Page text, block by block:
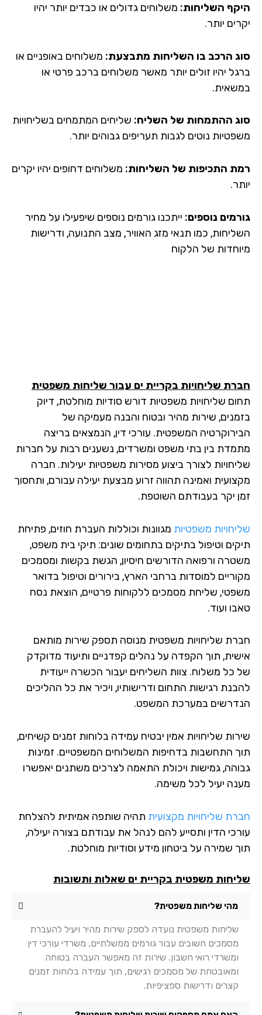
השליחות:משלוחים גדולים או כבדים יותר יהיו
יותר.
הרכב בו השליחות מתבצעת:משלוחים באופניים או
יהיו זולים יותר מאשר משלוחים ברכב פרטי או
ההתמחות של השליח:שליחים המתמחים בשליחויות
נוטים לגבות תעריפים גבוהים יותר.
התכיפות של השליחות:משלוחים דחופים יהיו יקרים
נוספים:ייתכנו גורמים נוספים שיפעילו על מחיר
כמו תנאי מזג האוויר, מצב התנועה, ודרישות
של הלקוח
שליחויות בקריית ים עבור שליחות משפטית
שליחויות משפטיות דורש סודיות מוחלטת, דיוק
שירות מהיר ובטוח והבנה מעמיקה של
המשפטית. עורכי דין, הנמצאים בריצה
בין בתי משפט ומשרדים, נשענים רבות על חברות
לצורך ביצוע מסירות משפטיות יעילות. חברה
ואמינה תהווה זרוע מבצעת יעילה עבורם, ותחסוך
יקר בעבודתם השוטפת.
משפטיותמגוונות וכוללות העברת חוזים, פתיחת
וטיפול בתיקים בתחומים שונים: תיקי בית משפט,
ורפואה הדורשים חיסיון, הגשת בקשות ומסמכים
למוסדות ברחבי הארץ, בירורים וטיפול בדואר
שליחת מסמכים ללקוחות פרטיים, הוצאת נסח
ועוד.
שליחויות משפטית מנוסה תספק שירות מותאם
תוך הקפדה על נהלים קפדניים ותיעוד מדוקדק
כל משלוח. צוות השליחים יעבור הכשרה ייעודית
רגישות התחום ודרישותיו, ויכיר את כל ההליכים
במערכת המשפט.
שליחויות אמין יבטיח עמידה בלוחות זמנים קשיחים,
התחשבות בדחיפות המשלוחים המשפטיים. זמינות
גמישות ויכולת התאמה לצרכים משתנים יאפשרו
יעיל לכל משימה.
שליחויות מקצועיתתהיה שותפה אמיתית להצלחת
הדין ותסייע להם לנהל את עבודתם בצורה יעילה,
שמירה על ביטחון מידע וסודיות מוחלטת.
משפטית בקריית ים שאלות ותשובות
מהי שליחות משפטית?
שליחות משפטית נועדה לספק שירות מהיר ויעיל להעברת
מסמכים חשובים עבור גורמים ממשלתיים, משרדי עורכי דין
ומשרדי רואי חשבון. שירות זה מאפשר העברה בטוחה
ומאובטחת של מסמכים רגישים, תוך עמידה בלוחות זמנים
קצרים ודרישות ספציפיות.